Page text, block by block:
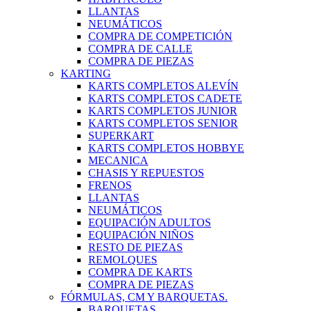
LLANTAS
NEUMÁTICOS
COMPRA DE COMPETICIÓN
COMPRA DE CALLE
COMPRA DE PIEZAS
KARTING
KARTS COMPLETOS ALEVÍN
KARTS COMPLETOS CADETE
KARTS COMPLETOS JUNIOR
KARTS COMPLETOS SENIOR
SUPERKART
KARTS COMPLETOS HOBBYE
MECANICA
CHASIS Y REPUESTOS
FRENOS
LLANTAS
NEUMÁTICOS
EQUIPACIÓN ADULTOS
EQUIPACIÓN NIÑOS
RESTO DE PIEZAS
REMOLQUES
COMPRA DE KARTS
COMPRA DE PIEZAS
FÓRMULAS, CM Y BARQUETAS.